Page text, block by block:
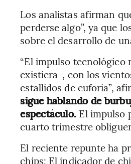
Los analistas afirman
perderse algo”, ya que
sobre el desarrollo de
“El impulso tecnológico
existiera-, con los
estallidos de euforia”,
sigue hablando de
espectáculo. El impulso
cuarto trimestre
El reciente repunte ha
chips: El indicador de